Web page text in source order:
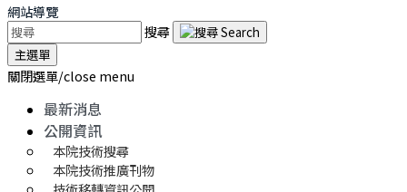
網站導覽
搜尋
主選單
關閉選單/close menu
最新消息
公開資訊
本院技術搜尋
本院技術推廣刊物